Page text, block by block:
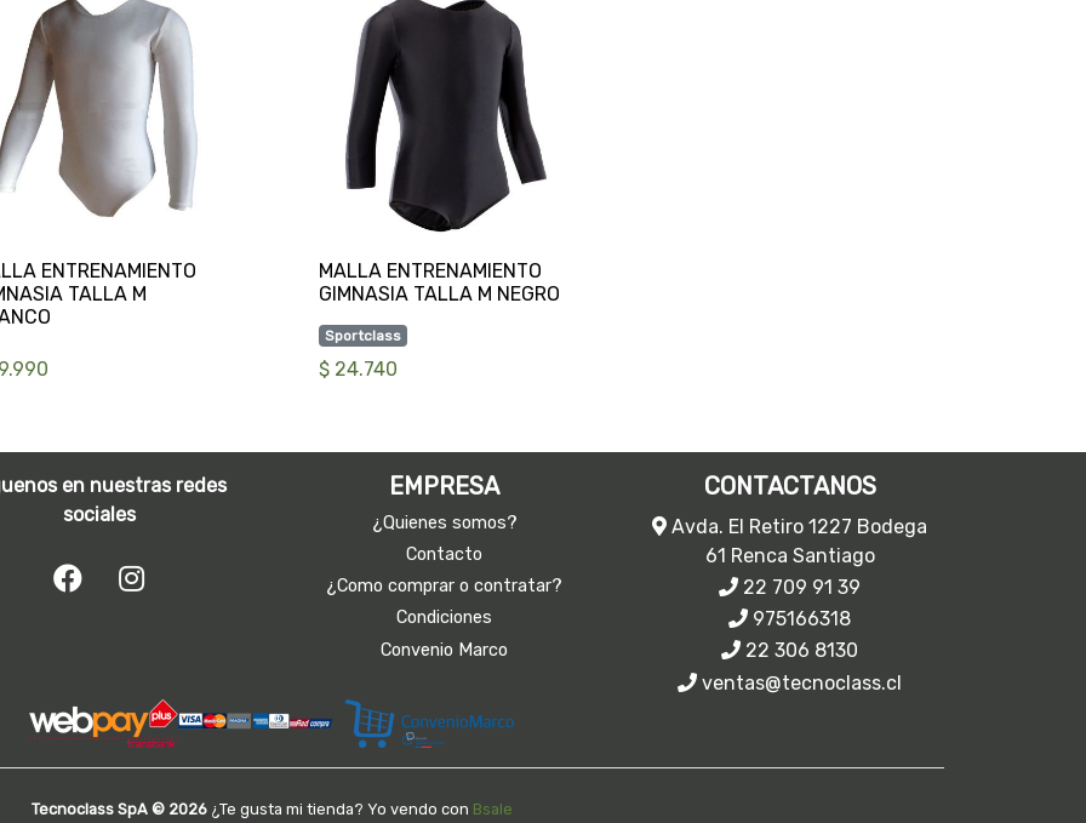
ENTRENAMIENTO
TALLA M
MALLA ENTRENAMIENTO
Sportclass
$ 24.740
en nuestras redes
sociales
EMPRESA
¿Quienes somos?
Contacto
¿Como comprar o contratar?
Condiciones
Convenio Marco
CONTACTANOS
Avda. El Retiro 1227 Bodega
61 Renca Santiago
22 709 91 39
975166318
22 306 8130
ventas@tecnoclass.cl
Tecnoclass SpA © 2026¿Te gusta mi tienda? Yo vendo con Bsale